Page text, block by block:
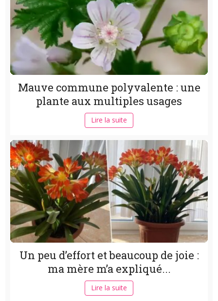
Mauve commune polyvalente : une
plante aux multiples usages
Lire la suite
Un peu d’effort et beaucoup de joie :
ma mère m’a expliqué...
Lire la suite